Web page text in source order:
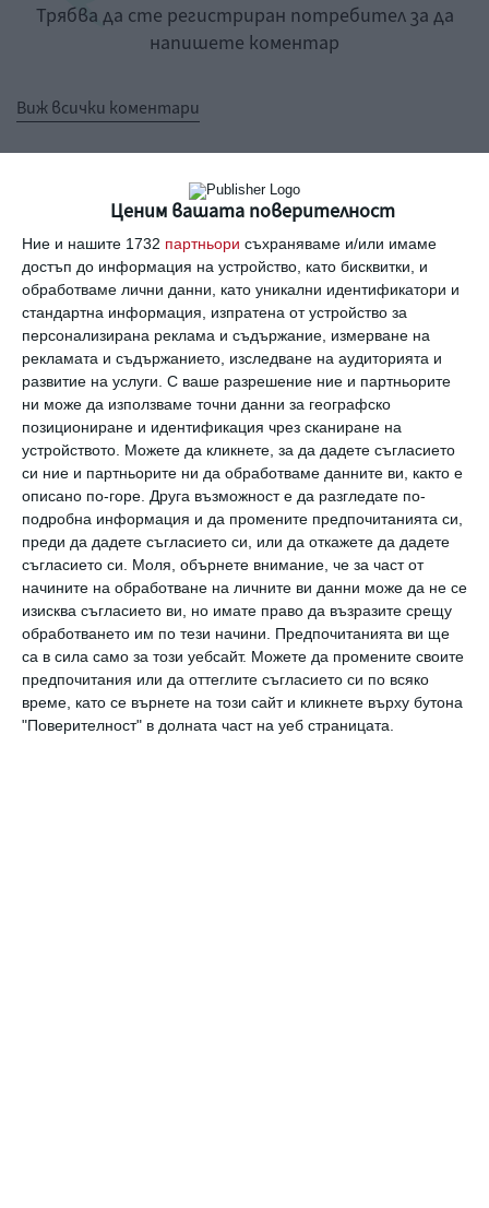
Ценим вашата поверителност
Ние и нашите 1732 партньори съхраняваме и/или имаме
достъп до информация на устройство, като бисквитки, и
обработваме лични данни, като уникални идентификатори и
стандартна информация, изпратена от устройство за
персонализирана реклама и съдържание, измерване на
рекламата и съдържанието, изследване на аудиторията и
развитие на услуги. С ваше разрешение ние и партньорите
ни може да използваме точни данни за географско
позициониране и идентификация чрез сканиране на
устройството. Можете да кликнете, за да дадете съгласието
си ние и партньорите ни да обработваме данните ви, както е
описано по-горе. Друга възможност е да разгледате по-
подробна информация и да промените предпочитанията си,
преди да дадете съгласието си, или да откажете да дадете
съгласието си. Моля, обърнете внимание, че за част от
начините на обработване на личните ви данни може да не се
изисква съгласието ви, но имате право да възразите срещу
обработването им по тези начини. Предпочитанията ви ще
са в сила само за този уебсайт. Можете да промените своите
предпочитания или да оттеглите съгласието си по всяко
време, като се върнете на този сайт и кликнете върху бутона
"Поверителност" в долната част на уеб страницата.
Трябва да сте регистриран потребител за да
напишете коментар
Виж всички коментари
Най нови
Здраве
Защо не трябва да плувате по време
на гръмотевична буря
09 август 2026 г.
Заедно
Любовта топли, но не изгаря
09 август 2026 г.
Свободно време
Най-добрите и най-лошите кулинари
сред зодиите
08 август 2026 г.